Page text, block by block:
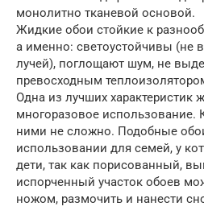
монолитно тканевой основой.
Жидкие обои стойкие к
а именно: светоустойчивы (не
лучей), поглощают шум, не
превосходным
Одна из лучших характеристик
многоразовое использование.
ними не сложно. Подобные
использовании для семей, у
дети, так как порисованный,
испорченный участок обоев
ножом, размочить и нанести